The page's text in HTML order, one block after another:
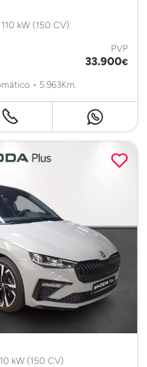
kW (150 CV)
PVP
33.900€
• 5.963Km.
kW (150 CV)